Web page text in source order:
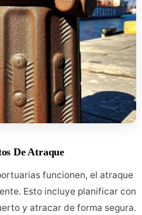
De Atraque
funcionen, el atraque
Esto incluye planificar con
y atracar de forma segura.